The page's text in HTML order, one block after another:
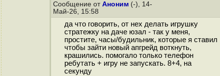
Сообщение от Аноним (-), 14-
Май-26, 15:58
да что говорить, от нех делать игрушку
стратежку на даче юзал - так у меня,
простите, часы/будильник, которые я ставил
чтобы зайти новый апгрейд воткнуть,
крашились. помогало только телефон
ребутать + игру не запускать. 8+4, на
секунду